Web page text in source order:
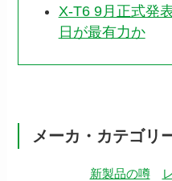
X-T6 9月正式発
日が最有力か
メーカ・カテゴリ
新製品の噂